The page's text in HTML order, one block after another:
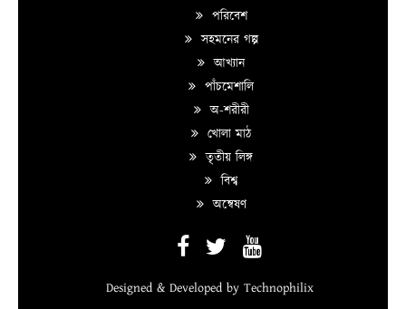
পরিবেশ
সহমনের গল্প
আখ্যান
পাঁচমেশালি
অ-শরীরী
খোলা মাঠ
তৃতীয় লিঙ্গ
বিশ্ব
অন্বেষণ
Designed & Developed by Technophilix